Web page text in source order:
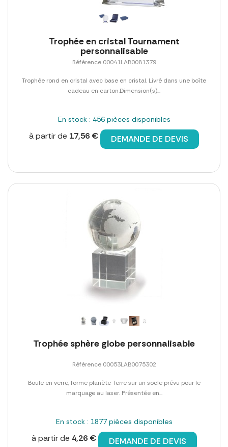
Trophée en cristal Tournament
personnalisable
Référence 00041LAB0081379
Trophée rond en cristal avec base en cristal. Livré dans une boîte
cadeau en carton.Dimension(s)...
En stock : 456 pièces disponibles
à partir de 17,56 € DEMANDE DE DEVIS
Trophée sphère globe personnalisable
Référence 00053LAB0075302
Boule en verre, forme planète Terre sur un socle prévu pour le
marquage au laser. Présentée en...
En stock : 1877 pièces disponibles
à partir de 4,26 € DEMANDE DE DEVIS